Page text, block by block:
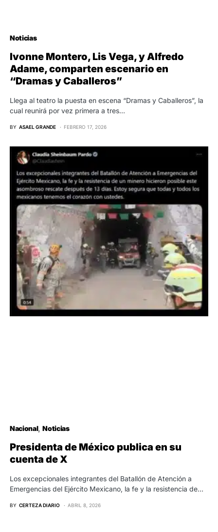
Noticias
Ivonne Montero, Lis Vega, y Alfredo
Adame, comparten escenario en
“Dramas y Caballeros”
Llega al teatro la puesta en escena “Dramas y Caballeros”, la
cual reunirá por vez primera a tres…
BY ASAEL GRANDE FEBRERO 17, 2026
Nacional Noticias
Presidenta de México publica en su
cuenta de X
Los excepcionales integrantes del Batallón de Atención a
Emergencias del Ejército Mexicano, la fe y la resistencia de…
BY CERTEZA DIARIO ABRIL 8, 2026